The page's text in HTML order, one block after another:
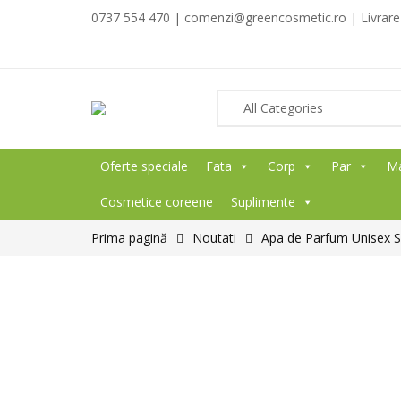
0737 554 470 | comenzi@greencosmetic.ro |
Oferte speciale Fata Corp Par
Cosmetice coreene Suplimente
Prima pagină Noutati Apa de Parfum Unisex